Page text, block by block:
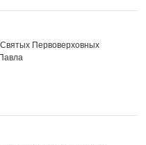
Первоверховных